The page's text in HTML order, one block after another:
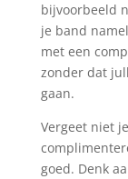
bijvoorbeeld
je band
met een
zonder dat
gaan.
Vergeet niet
goed. Denk